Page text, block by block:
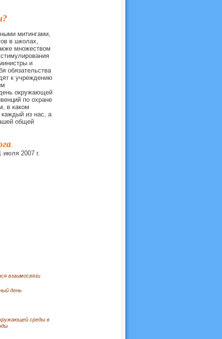
митингами,
в школах,
множеством
и
обязательства
к учреждению
окружающей
по охране
в каком
каждый из нас, а
общей
.
июля 2007 г.
взаимосвязи
день
среды в